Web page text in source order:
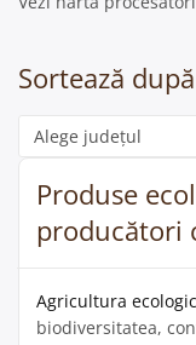
Sortează
Categorie
Produse
producători
Agricultura
biodiversitatea,